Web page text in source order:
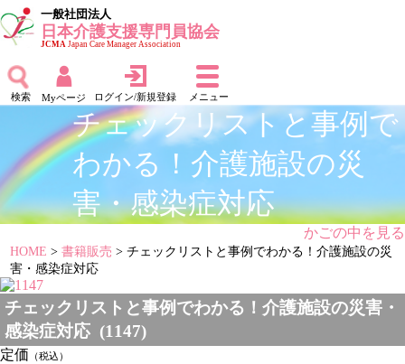
一般社団法人
日本介護支援専門員協会
JCMAJapan Care Manager Association
検索 Myページ ログイン/新規登録 メニュー
チェックリストと事例で
わかる！介護施設の災
害・感染症対応
かごの中を見る
HOME >書籍販売 > チェックリストと事例でわかる！介護施設の災
害・感染症対応
チェックリストと事例でわかる！介護施設の災害・
感染症対応 (1147)
定価 （税込）